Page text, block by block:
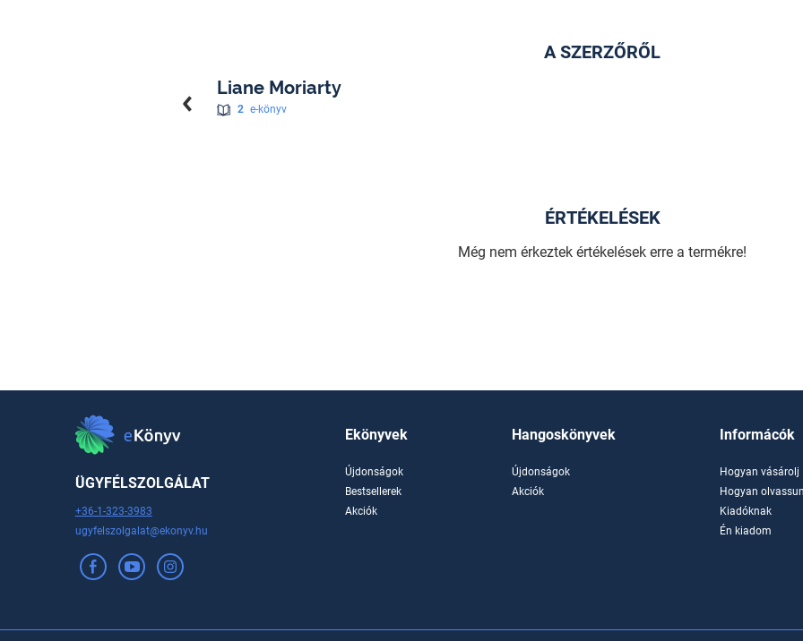
A SZERZŐRŐL
Liane Moriarty
2 e-könyv
ÉRTÉKELÉSEK
Még nem érkeztek értékelések erre a termékre!
ÜGYFÉLSZOLGÁLAT
+36-1-323-3983
ugyfelszolgalat@ekonyv.hu
Ekönyvek
Újdonságok
Bestsellerek
Akciók
Hangoskönyvek
Újdonságok
Akciók
Informácók
Hogyan vásárolj
Hogyan
Kiadóknak
Én kiadom